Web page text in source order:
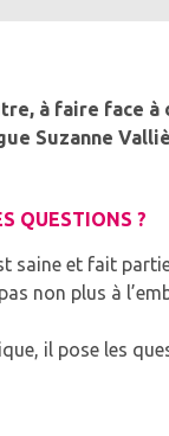
à faire face
Suzanne
QUESTIONS ?
saine et fait
non plus à
il pose les